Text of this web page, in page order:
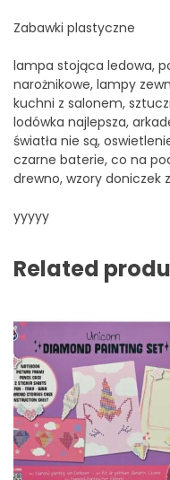
Zabawki plastyczne
lampa stojąca ledowa,
narożnikowe, lampy
kuchni z salonem,
lodówka najlepsza,
światła nie są,
czarne baterie, co na
drewno, wzory doniczek
yyyyy
Related